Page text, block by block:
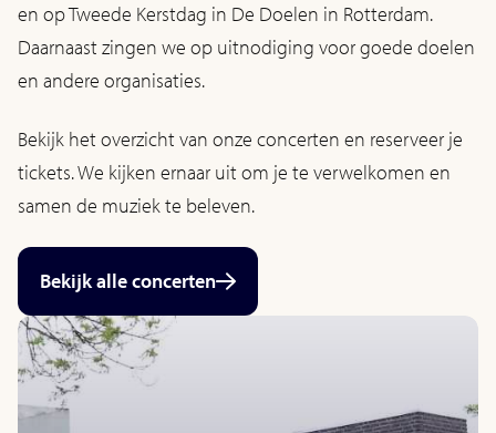
en op Tweede Kerstdag in De Doelen in Rotterdam.
Daarnaast zingen we op uitnodiging voor goede doelen
en andere organisaties.
Bekijk het overzicht van onze concerten en reserveer je
tickets. We kijken ernaar uit om je te verwelkomen en
samen de muziek te beleven.
Bekijk alle concerten
Kerstconcert in Gouda